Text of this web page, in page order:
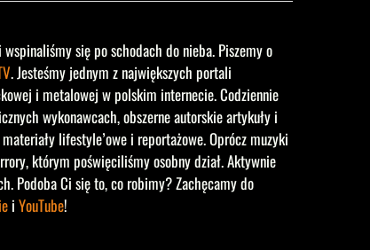
się po schodach do nieba. Piszemy o
. Jesteśmy jednym z największych portali
i metalowej w polskim internecie. Codziennie
wykonawcach, obszerne autorskie artykuły i
lifestyle’owe i reportażowe. Oprócz muzyki
którym poświęciliśmy osobny dział. Aktywnie
Podoba Ci się to, co robimy? Zachęcamy do
i YouTube!